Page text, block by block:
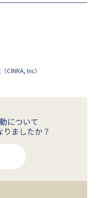
虫調査”.バードリサーチ.
CINRA, Inc）
について
ましたか？